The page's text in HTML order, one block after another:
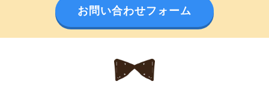
お問い合わせフォーム